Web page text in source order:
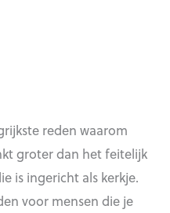
reden waarom
groter dan het feitelijk
is ingericht als kerkje.
voor mensen die je